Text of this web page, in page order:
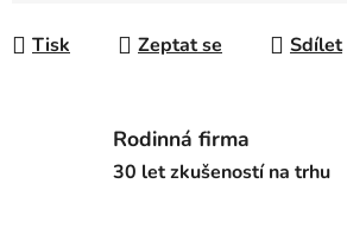
Tisk Zeptat se Sdílet
Rodinná firma
30 let zkušeností na trhu